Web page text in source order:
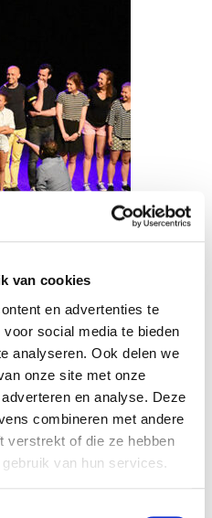
van cookies
en advertenties te
social media te bieden
analyseren. Ook delen we
onze site met onze
en analyse. Deze
combineren met andere
verstrekt of die ze hebben
van hun services.